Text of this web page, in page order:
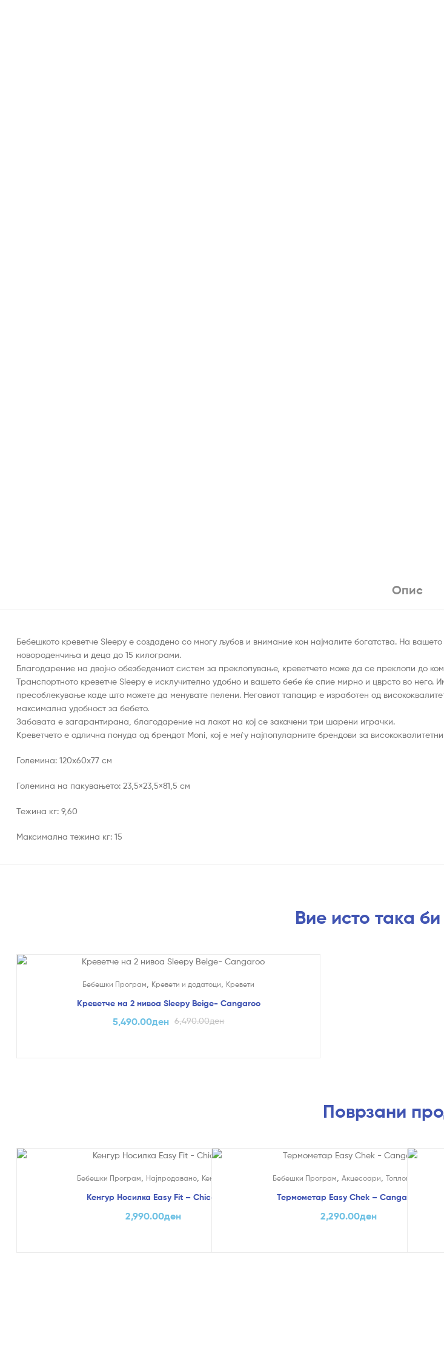
Опис
Бебешкото креветче Sleepy е создадено со многу љубов и внимание кон најмалите богатства. На
новороденчиња и деца до 15 килограми.
Благодарение на двојно обезбедениот систем за преклопување, креветчето може да се преклопи до
Транспортното креветче Sleepy е исклучително удобно и вашето бебе ќе спие мирно и цврсто во
пресоблекување каде што можете да менувате пелени. Неговиот тапацир е изработен од
максимална удобност за бебето.
Забавата е загарантирана, благодарение на лакот на кој се закачени три шарени играчки.
Креветчето е одлична понуда од брендот Moni, кој е меѓу најпопуларните брендови за
Големина: 120x60x77 см
Големина на пакувањето: 23,5×23,5×81,5 см
Тежина кг: 9,60
Максимална тежина кг: 15
Вие исто така
Бебешки Програм Кревети и додатоци Кревети
Креветче на 2 нивоа Sleepy Beige- Cangaroo
6,490.00ден
5,490.00ден
Поврзани
Бебешки Програм Најпродавано Кенгури
Кенгур Носилка Easy Fit – Chicco
2,990.00ден
Бебешки Програм ,Акцесоари ,Топломери
Термометар Easy Chek – Cangaroo
2,290.00ден